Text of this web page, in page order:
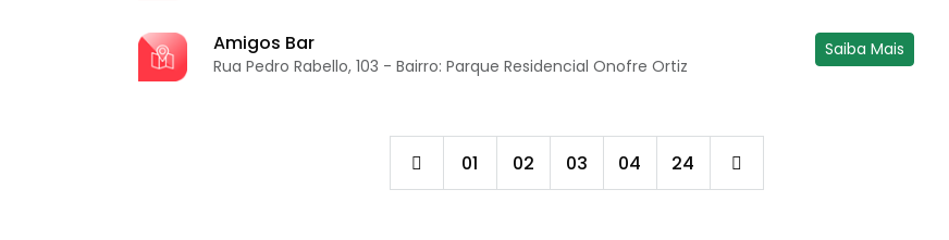
Amigos Bar
Rua Pedro Rabello, 103 - Bairro: Parque Residencial Onofre Ortiz
Saiba Mais
01 02 03 04 24